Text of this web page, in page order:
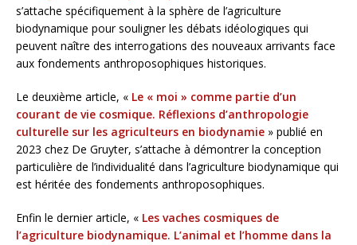
s’attache spécifiquement à la sphère de l’agriculture
biodynamique pour souligner les débats idéologiques qui
peuvent naître des interrogations des nouveaux arrivants face
aux fondements anthroposophiques historiques.
Le deuxième article, « Le « moi » comme partie d’un
courant de vie cosmique. Réflexions d’anthropologie
culturelle sur les agriculteurs en biodynamie » publié en
2023 chez De Gruyter, s’attache à démontrer la conception
particulière de l’individualité dans l’agriculture biodynamique qui
est héritée des fondements anthroposophiques.
Enfin le dernier article, « Les vaches cosmiques de
l’agriculture biodynamique. L’animal et l’homme dans la